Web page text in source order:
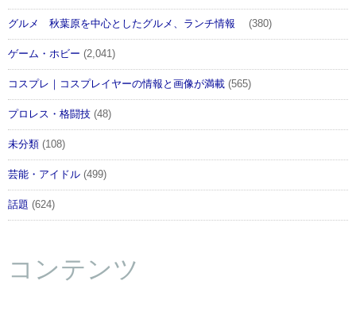
グルメ 秋葉原を中心としたグルメ、ランチ情報 (380)
ゲーム・ホビー (2,041)
コスプレ｜コスプレイヤーの情報と画像が満載 (565)
プロレス・格闘技 (48)
未分類 (108)
芸能・アイドル (499)
話題 (624)
コンテンツ